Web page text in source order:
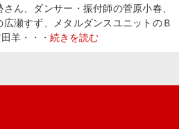
ん、ダンサー・振付師の菅原小春、
瀬すず、メタルダンスユニットのＢ
羊・・・ 続きを読む